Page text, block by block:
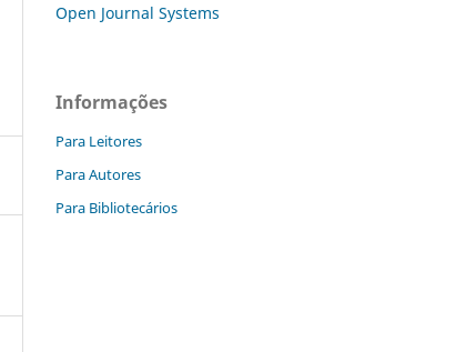
Open Journal Systems
Informações
Para Leitores
Para Autores
Para Bibliotecários